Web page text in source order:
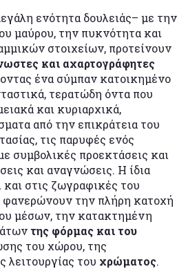
ενότητα δουλειάς– με την
μαύρου, την πυκνότητα και
στοιχείων, προτείνουν
και αχαρτογράφητες
ένα σύμπαν κατοικημένο
τερατώδη όντα που
και κυριαρχικά,
από την επικράτεια του
τις παρυφές ενός
συμβολικές προεκτάσεις και
και αναγνώσεις. Η ίδια
και στις ζωγραφικές του
φανερώνουν την πλήρη κατοχή
μέσων, την κατακτημένη
της φόρμας και του
του χώρου, της
λειτουργίας του χρώματος.